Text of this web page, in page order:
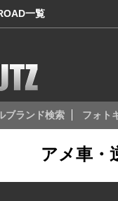
一覧
ブランド検索 フォト
アメ車・